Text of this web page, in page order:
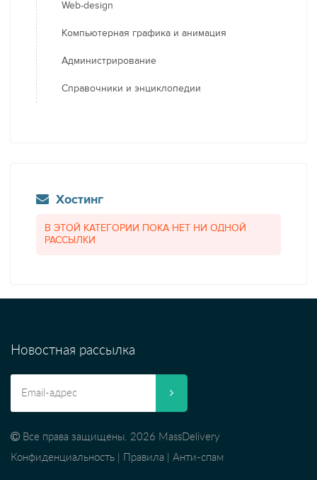
Web-design
Компьютерная графика и анимация
Администрирование
Справочники и энциклопедии
Хостинг
В ЭТОЙ КАТЕГОРИИ ПОКА НЕТ НИ ОДНОЙ
РАССЫЛКИ
Новостная рассылка
Все права защищены. 2026 MassDelivery
Конфиденциальность
Правила Анти-спам